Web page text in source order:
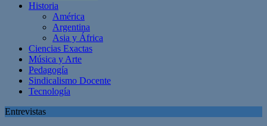
Historia
América
Argentina
Asia y África
Ciencias Exactas
Música y Arte
Pedagogía
Sindicalismo Docente
Tecnología
Entrevistas